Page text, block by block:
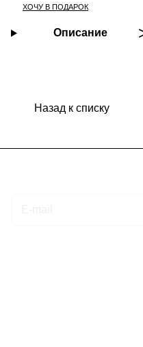
ХОЧУ В ПОДАРОК
Описание
Назад к списку